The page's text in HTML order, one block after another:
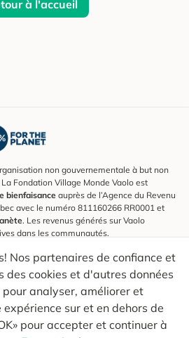
à l'accueil
Nos partenaires de confiance et
des cookies et d'autres données
analyser, améliorer et
sur et en dehors de
pour accepter et continuer à
non gouvernementale à but non
Fondation Village Monde Vaolo est
bienfaisance auprès de l’Agence du Revenu
avec le numéro 811160266 RR0001 et
. Les revenus générés sur Vaolo
dans les communautés.
suivre nos explorateurs et recevoir des
conscients.
Envoyer